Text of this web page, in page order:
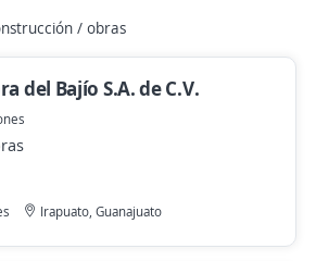
/ obras
del Bajío S.A. de C.V.
Irapuato, Guanajuato